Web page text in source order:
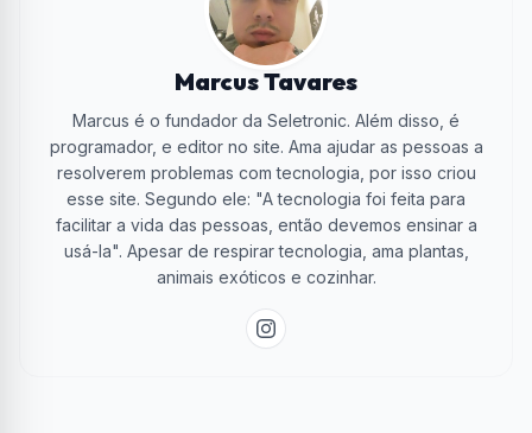
Marcus Tavares
Marcus é o fundador da Seletronic. Além disso, é
programador, e editor no site. Ama ajudar as pessoas a
resolverem problemas com tecnologia, por isso criou
esse site. Segundo ele: "A tecnologia foi feita para
facilitar a vida das pessoas, então devemos ensinar a
usá-la". Apesar de respirar tecnologia, ama plantas,
animais exóticos e cozinhar.